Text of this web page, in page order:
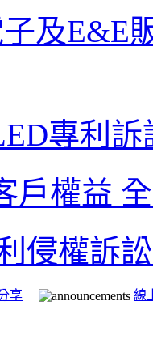
及E&E
專利
戶權益
侵權訴
享 線